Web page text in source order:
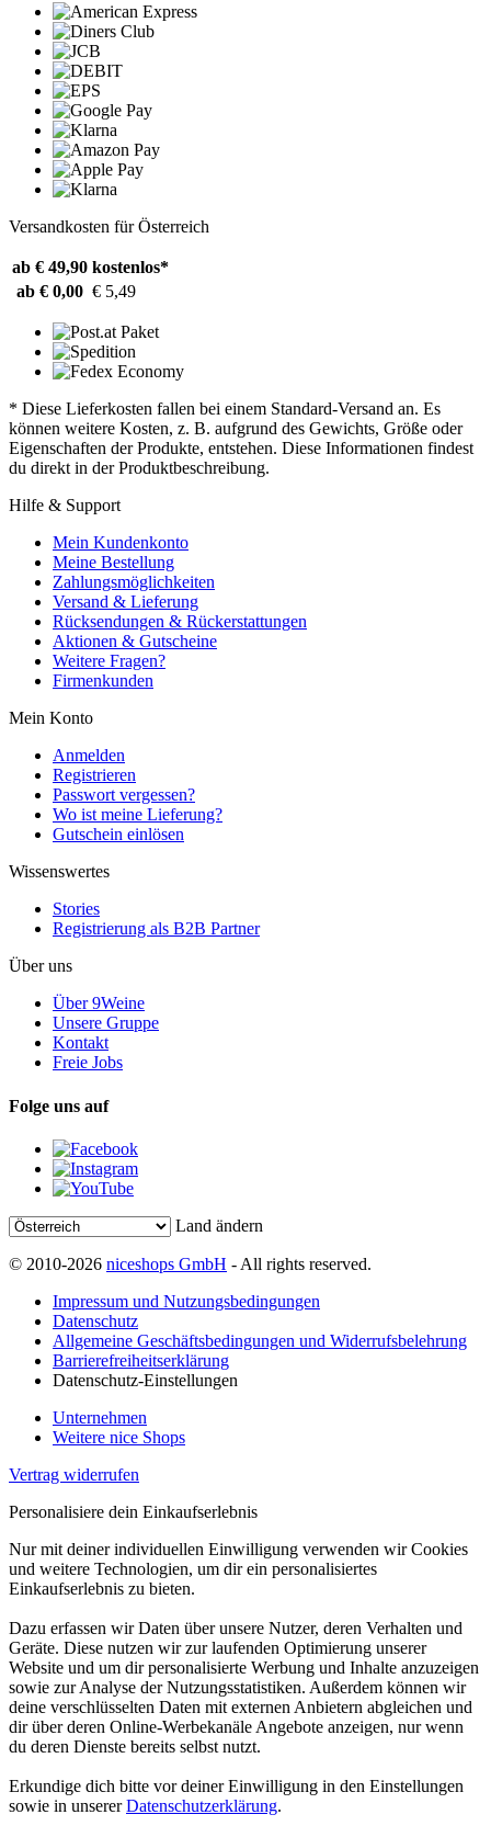
Versandkosten für Österreich
ab € 49,90 kostenlos*
ab € 0,00 € 5,49
* Diese Lieferkosten fallen bei einem Standard-Versand an. Es
können weitere Kosten, z. B. aufgrund des Gewichts, Größe oder
Eigenschaften der Produkte, entstehen. Diese Informationen findest
du direkt in der Produktbeschreibung.
Hilfe & Support
Mein Kundenkonto
Meine Bestellung
Zahlungsmöglichkeiten
Versand & Lieferung
Rücksendungen & Rückerstattungen
Aktionen & Gutscheine
Weitere Fragen?
Firmenkunden
Mein Konto
Anmelden
Registrieren
Passwort vergessen?
Wo ist meine Lieferung?
Gutschein einlösen
Wissenswertes
Stories
Registrierung als B2B Partner
Über uns
Über 9Weine
Unsere Gruppe
Kontakt
Freie Jobs
Folge uns auf
Land ändern
© 2010-2026 niceshops GmbH - All rights reserved.
Impressum und Nutzungsbedingungen
Datenschutz
Allgemeine Geschäftsbedingungen und Widerrufsbelehrung
Barrierefreiheitserklärung
Datenschutz-Einstellungen
Unternehmen
Weitere nice Shops
Vertrag widerrufen
Personalisiere dein Einkaufserlebnis
Nur mit deiner individuellen Einwilligung verwenden wir Cookies
und weitere Technologien, um dir ein personalisiertes
Einkaufserlebnis zu bieten.
Dazu erfassen wir Daten über unsere Nutzer, deren Verhalten und
Geräte. Diese nutzen wir zur laufenden Optimierung unserer
Website und um dir personalisierte Werbung und Inhalte anzuzeigen
sowie zur Analyse der Nutzungsstatistiken. Außerdem können wir
deine verschlüsselten Daten mit externen Anbietern abgleichen und
dir über deren Online-Werbekanäle Angebote anzeigen, nur wenn
du deren Dienste bereits selbst nutzt.
Erkundige dich bitte vor deiner Einwilligung in den Einstellungen
sowie in unsererDatenschutzerklärung.